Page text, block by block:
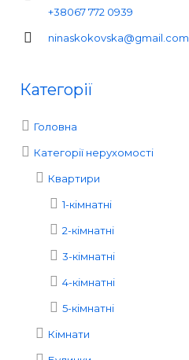
+38067 772 0939
ninaskokovska@gmail.com
Категорії
Головна
Категорії нерухомості
Квартири
1-кімнатні
2-кімнатні
3-кімнатні
4-кімнатні
5-кімнатні
Кімнати